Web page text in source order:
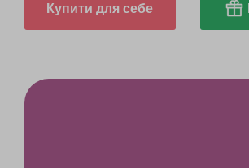
Купити для себе